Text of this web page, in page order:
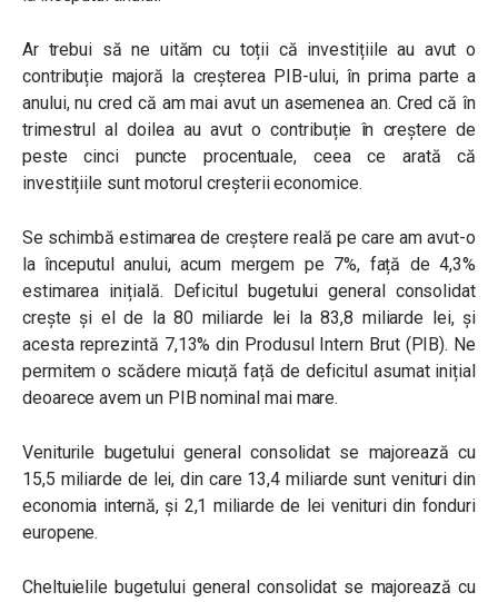
Ar trebui să ne uităm cu toții că investițiile au avut o
contribuție majoră la creșterea PIB-ului, în prima parte a
anului, nu cred că am mai avut un asemenea an. Cred că în
trimestrul al doilea au avut o contribuție în creștere de
peste cinci puncte procentuale, ceea ce arată că
investițiile sunt motorul creșterii economice.
Se schimbă estimarea de creștere reală pe care am avut-o
la începutul anului, acum mergem pe 7%, față de 4,3%
estimarea inițială. Deficitul bugetului general consolidat
crește și el de la 80 miliarde lei la 83,8 miliarde lei, și
acesta reprezintă 7,13% din Produsul Intern Brut (PIB). Ne
permitem o scădere micuță față de deficitul asumat inițial
deoarece avem un PIB nominal mai mare.
Veniturile bugetului general consolidat se majorează cu
15,5 miliarde de lei, din care 13,4 miliarde sunt venituri din
economia internă, și 2,1 miliarde de lei venituri din fonduri
europene.
Cheltuielile bugetului general consolidat se majorează cu